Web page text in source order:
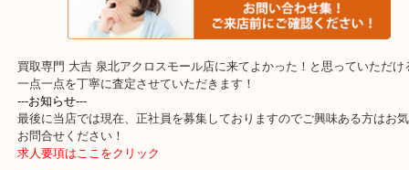
・事前相談はお電話で解決